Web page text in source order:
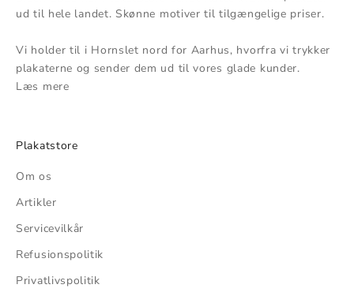
ud til hele landet. Skønne motiver til tilgængelige priser.
Vi holder til i Hornslet nord for Aarhus, hvorfra vi trykker
plakaterne og sender dem ud til vores glade kunder.
Læs mere
Plakatstore
Om os
Artikler
Servicevilkår
Refusionspolitik
Privatlivspolitik